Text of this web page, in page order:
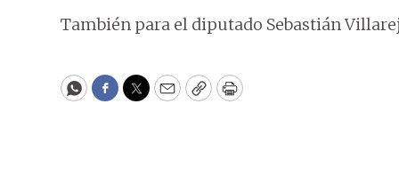
También para el diputado Sebastián
WhatsApp
Facebook
Twitter
EmailCopyPrint